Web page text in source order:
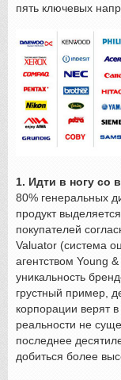
пять ключевых
1. Идти в ногу со
80% генеральных
продукт
покупателей
Valuator (система
агентством Young
уникальность
грустный пример,
корпорации верят
реальности не
последнее
добиться более